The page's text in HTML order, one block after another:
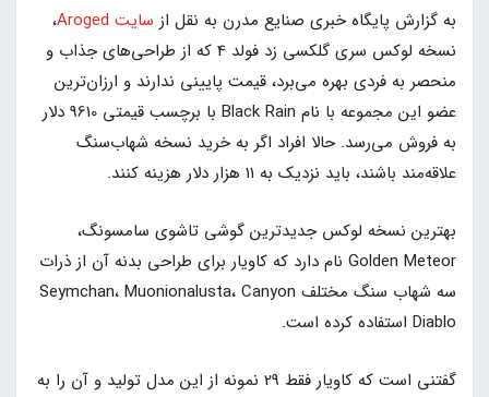
به گزارش پایگاه خبری صنایع مدرن به نقل از سایت Aroged
،
نسخه لوکس سری گلکسی زد فولد 4 که از طراحی‌های جذاب و
منحصر به فردی بهره می‌برد، قیمت پایینی ندارند و ارزان‌ترین
عضو این مجموعه با نام Black Rain با برچسب قیمتی 9610 دلار
به فروش می‌رسد. حالا افراد اگر به خرید نسخه شهاب‌سنگ
علاقه‌مند باشند، باید نزدیک به 11 هزار دلار هزینه کنند.
بهترین نسخه‌ لوکس جدیدترین گوشی تاشوی سامسونگ،
Golden Meteor نام دارد که کاویار برای طراحی بدنه آن از ذرات
سه شهاب سنگ مختلف Seymchan، Muonionalusta، Canyon
Diablo استفاده کرده است.
گفتنی است که کاویار فقط 29 نمونه از این مدل تولید و آن را به